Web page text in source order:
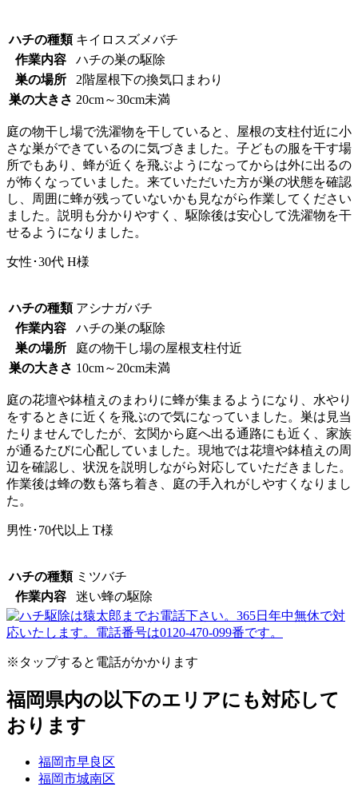
ハチの種類 キイロスズメバチ
作業内容
ハチの巣の駆除
巣の場所
2階屋根下の換気口まわり
巣の大きさ 20cm～30cm未満
庭の物干し場で洗濯物を干していると、屋根の支柱付近に小
さな巣ができているのに気づきました。子どもの服を干す場
所でもあり、蜂が近くを飛ぶようになってからは外に出るの
が怖くなっていました。来ていただいた方が巣の状態を確認
し、周囲に蜂が残っていないかも見ながら作業してください
ました。説明も分かりやすく、駆除後は安心して洗濯物を干
せるようになりました。
女性･30代 H様
ハチの種類 アシナガバチ
作業内容
ハチの巣の駆除
巣の場所
庭の物干し場の屋根支柱付近
巣の大きさ 10cm～20cm未満
庭の花壇や鉢植えのまわりに蜂が集まるようになり、水やり
をするときに近くを飛ぶので気になっていました。巣は見当
たりませんでしたが、玄関から庭へ出る通路にも近く、家族
が通るたびに心配していました。現地では花壇や鉢植えの周
辺を確認し、状況を説明しながら対応していただきました。
作業後は蜂の数も落ち着き、庭の手入れがしやすくなりまし
た。
男性･70代以上 T様
ハチの種類 ミツバチ
作業内容
迷い蜂の駆除
※タップすると電話がかかります
福岡県内の以下のエリアにも対応して
おります
福岡市早良区
福岡市城南区